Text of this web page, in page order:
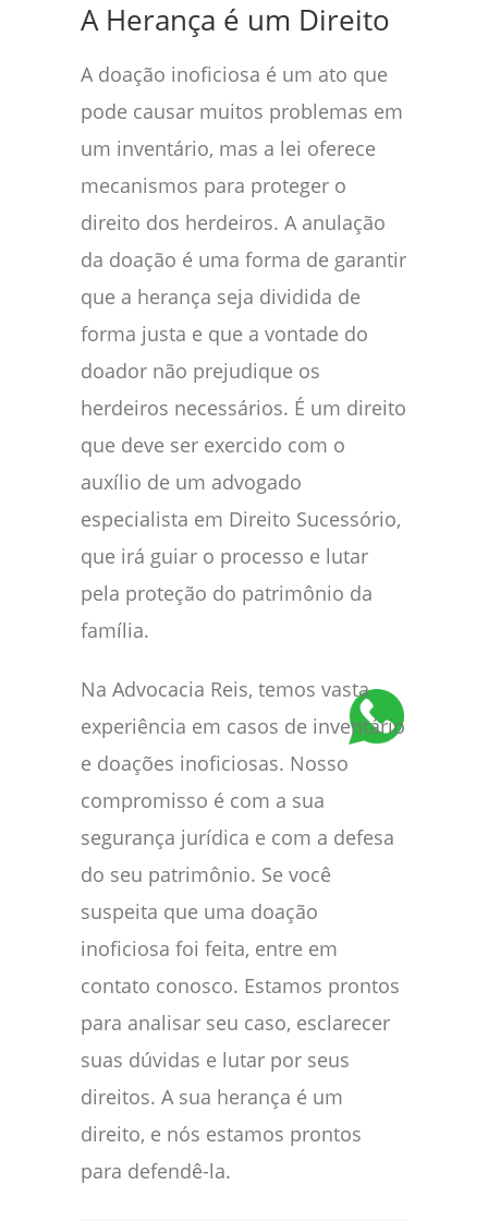
A Herança é um Direito
A doação inoficiosa é um ato que
pode causar muitos problemas em
um inventário, mas a lei oferece
mecanismos para proteger o
direito dos herdeiros. A anulação
da doação é uma forma de garantir
que a herança seja dividida de
forma justa e que a vontade do
doador não prejudique os
herdeiros necessários. É um direito
que deve ser exercido com o
auxílio de um advogado
especialista em Direito Sucessório,
que irá guiar o processo e lutar
pela proteção do patrimônio da
família.
Na Advocacia Reis, temos vasta
experiência em casos de inventário
e doações inoficiosas. Nosso
compromisso é com a sua
segurança jurídica e com a defesa
do seu patrimônio. Se você
suspeita que uma doação
inoficiosa foi feita, entre em
contato conosco. Estamos prontos
para analisar seu caso, esclarecer
suas dúvidas e lutar por seus
direitos. A sua herança é um
direito, e nós estamos prontos
para defendê-la.